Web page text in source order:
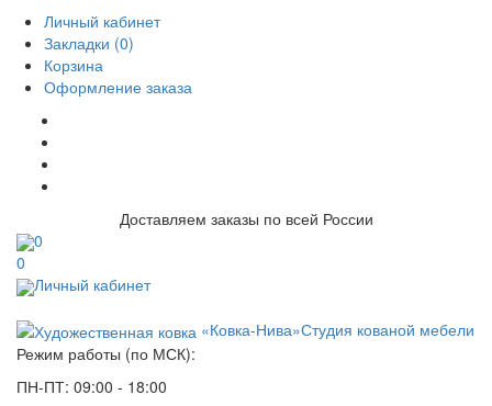
Личный кабинет
Закладки (0)
Корзина
Оформление заказа
Доставляем заказы по всей России
0
0
Личный кабинет
«Ковка-Нива»Студия кованой мебели
Режим работы (по МСК):
ПН-ПТ: 09:00 - 18:00